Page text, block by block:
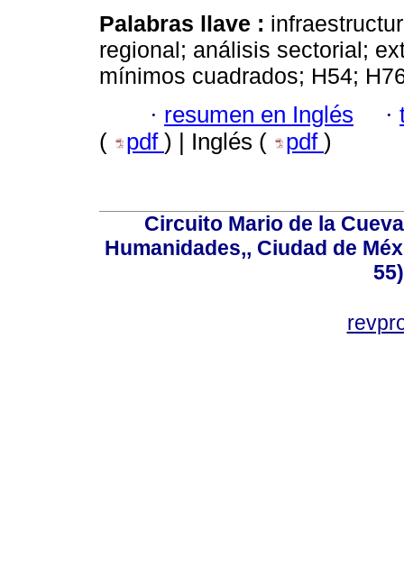
Palabras llave :
regional; análisis sectorial;
mínimos cuadrados; H54;
· resumen en Inglés ·
(
pdf ) | Inglés ( pdf )
Circuito Mario de la
Humanidades,, Ciudad de